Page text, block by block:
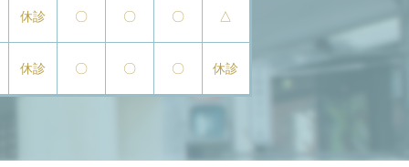
休診 〇 〇 〇 △
休診 〇 〇 〇 休診